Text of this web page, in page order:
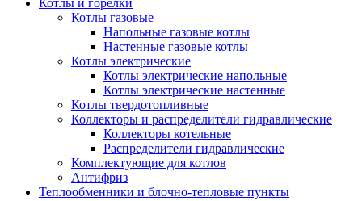
Котлы и горелки
Котлы газовые
Напольные газовые котлы
Настенные газовые котлы
Котлы электрические
Котлы электрические напольные
Котлы электрические настенные
Котлы твердотопливные
Коллекторы и распределители гидравлические
Коллекторы котельные
Распределители гидравлические
Комплектующие для котлов
Антифриз
Теплообменники и блочно-тепловые пункты